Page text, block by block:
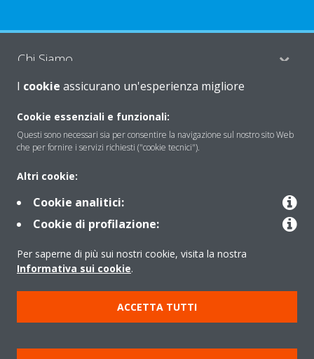
Chi Siamo
Soluzioni
Periodo di supporto definito
Gruppo Daikin Europe
Copyright © Daikin
Cookies Policy
Policy sulla protezione dei dati
Termini di Garanzia
Regolamenti Informativa Legale
I cookie assicurano un'esperienza migliore
Cookie essenziali e funzionali:
Questi sono necessari sia per consentire la navigazione sul nostro sito Web
che per fornire i servizi richiesti ("cookie tecnici").
Altri cookie:
Cookie analitici:
Cookie di profilazione:
Per saperne di più sui nostri cookie, visita la nostra
Informativa sui cookie.
ACCETTA TUTTI